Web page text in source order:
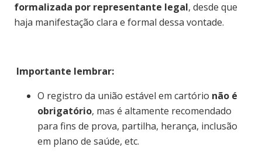
formalizada por representante legal, desde que
haja manifestação clara e formal dessa vontade.
Importante lembrar:
O registro da união estável em cartório não é
obrigatório, mas é altamente recomendado
para fins de prova, partilha, herança, inclusão
em plano de saúde, etc.